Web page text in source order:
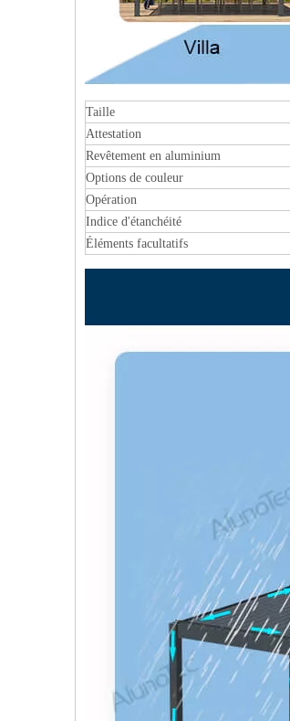
Taille
Attestation
Revêtement en aluminium
Options de couleur
Opération
Indice d'étanchéité
Éléments facultatifs